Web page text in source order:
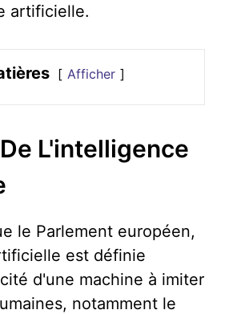
artificielle.
Afficher
L'intelligence
le Parlement européen,
est définie
d'une machine à imiter
notamment le